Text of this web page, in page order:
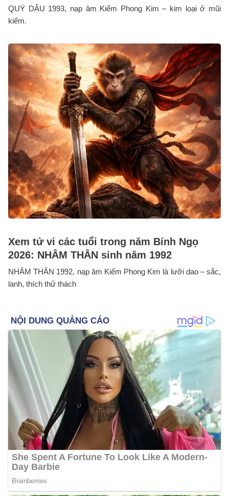
QUÝ DẬU 1993, nạp âm Kiếm Phong Kim – kim loại ở mũi
kiếm.
Xem tử vi các tuổi trong năm Bính Ngọ
2026: NHÂM THÂN sinh năm 1992
NHÂM THÂN 1992, nạp âm Kiếm Phong Kim là lưỡi dao – sắc,
lanh, thích thử thách